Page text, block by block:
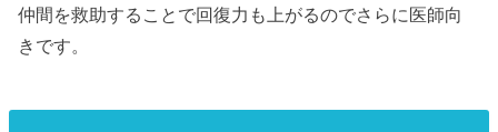
仲間を救助することで回復力も上がるのでさらに医師向
きです。